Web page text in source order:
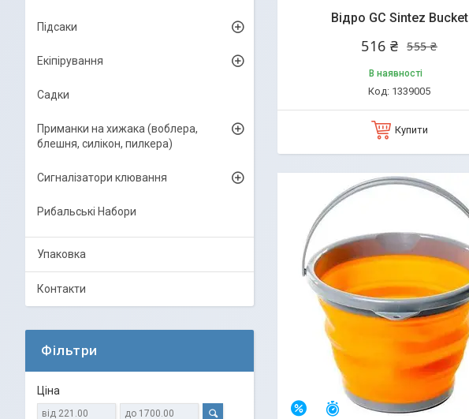
Відро GC Sintez Bucket
555 ₴
516 ₴
В наявності
1339005
Купити
–7% Залишилось 25 днів
Підсаки
Екіпірування
Садки
Приманки на хижака (воблера,
блешня, силікон, пилкера)
Сигналізатори клювання
Рибальські Набори
Упаковка
Контакти
Фільтри
Ціна